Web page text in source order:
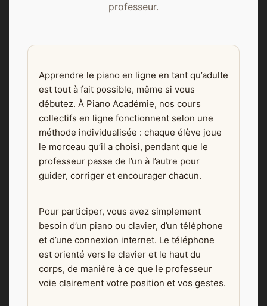
professeur.
Apprendre le piano en ligne en tant qu’adulte
est tout à fait possible, même si vous
débutez. À Piano Académie, nos cours
collectifs en ligne fonctionnent selon une
méthode individualisée : chaque élève joue
le morceau qu’il a choisi, pendant que le
professeur passe de l’un à l’autre pour
guider, corriger et encourager chacun.
Pour participer, vous avez simplement
besoin d’un piano ou clavier, d’un téléphone
et d’une connexion internet. Le téléphone
est orienté vers le clavier et le haut du
corps, de manière à ce que le professeur
voie clairement votre position et vos gestes.